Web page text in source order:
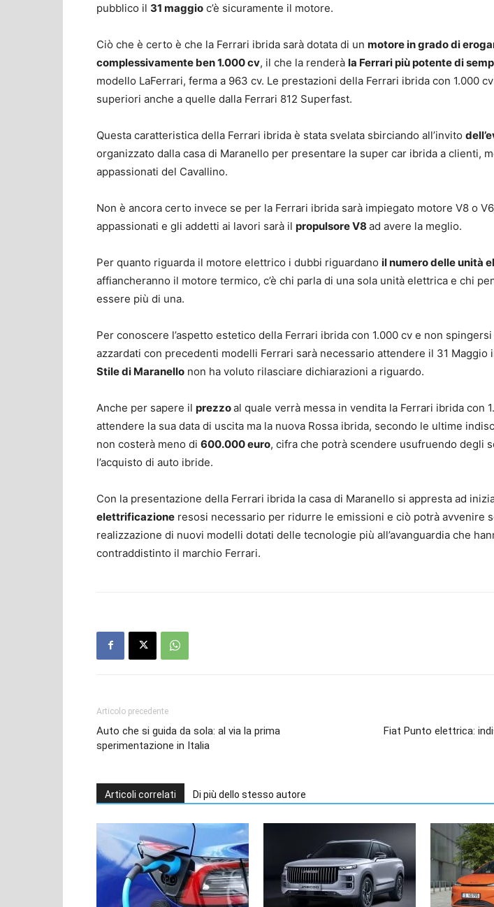
pubblico il 31 maggio c’è sicuramente il motore.
Ciò che è certo è che la Ferrari ibrida sarà dotata di un motore in grado di
complessivamente ben 1.000 cv, il che la renderà la Ferrari più potente di
modello LaFerrari, ferma a 963 cv. Le prestazioni della Ferrari ibrida con 1.000
superiori anche a quelle dalla Ferrari 812 Superfast.
Questa caratteristica della Ferrari ibrida è stata svelata sbirciando all’invito
organizzato dalla casa di Maranello per presentare la super car ibrida a clienti,
appassionati del Cavallino.
Non è ancora certo invece se per la Ferrari ibrida sarà impiegato motore V8 o
appassionati e gli addetti ai lavori sarà il propulsore V8 ad avere la meglio.
Per quanto riguarda il motore elettrico i dubbi riguardano il numero delle unità
affiancheranno il motore termico, c’è chi parla di una sola unità elettrica e chi
essere più di una.
Per conoscere l’aspetto estetico della Ferrari ibrida con 1.000 cv e non
azzardati con precedenti modelli Ferrari sarà necessario attendere il 31 Maggio
Stile di Maranello non ha voluto rilasciare dichiarazioni a riguardo.
Anche per sapere il prezzoal quale verrà messa in vendita la Ferrari ibrida con
attendere la sua data di uscita ma la nuova Rossa ibrida, secondo le ultime
non costerà meno di 600.000 euro, cifra che potrà scendere usufruendo degli
l’acquisto di auto ibride.
Con la presentazione della Ferrari ibrida la casa di Maranello si appresta ad
elettrificazione resosi necessario per ridurre le emissioni e ciò potrà avvenire
realizzazione di nuovi modelli dotati delle tecnologie più all’avanguardia che
contraddistinto il marchio Ferrari.
Articolo precedente
Auto che si guida da sola: al via la prima
sperimentazione in Italia
Fiat Punto elettrica:
Articoli correlati Di più dello stesso autore